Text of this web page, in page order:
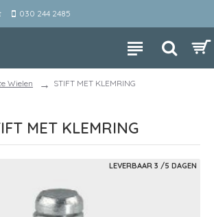
030 244 2485
Wielen STIFT MET KLEMRING
MET KLEMRING
LEVERBAAR 3 /5 DAGEN